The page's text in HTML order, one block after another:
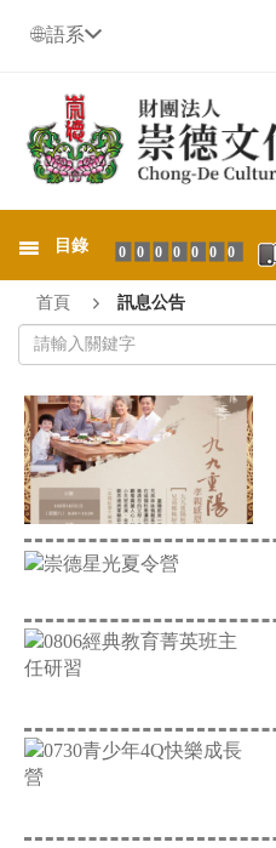
語系
目錄 0000000
首頁 訊息公告